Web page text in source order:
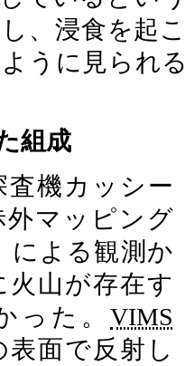
、浸食を起
うに見られ
組成
査機カッシー
外マッピング
による観測か
火山が存在す
った。 VIMS
面で反射し